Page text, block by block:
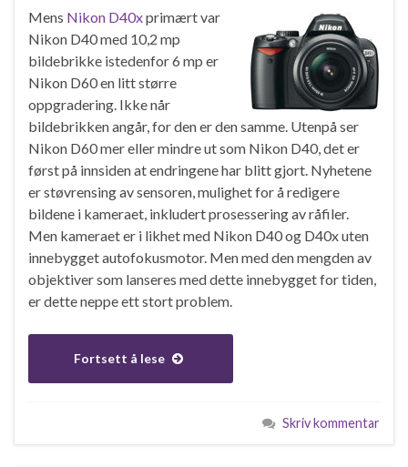
Mens Nikon D40xprimært var
Nikon D40 med 10,2 mp
bildebrikke istedenfor 6 mp er
Nikon D60 en litt større
oppgradering. Ikke når
bildebrikken angår, for den er den samme. Utenpå ser
Nikon D60 mer eller mindre ut som Nikon D40, det er
først på innsiden at endringene har blitt gjort. Nyhetene
er støvrensing av sensoren, mulighet for å redigere
bildene i kameraet, inkludert prosessering av råfiler.
Men kameraet er i likhet med Nikon D40 og D40x uten
innebygget autofokusmotor. Men med den mengden av
objektiver som lanseres med dette innebygget for tiden,
er dette neppe ett stort problem.
Fortsett å lese
Skriv kommentar